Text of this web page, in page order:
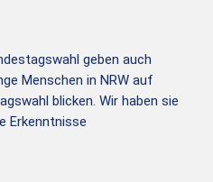
geben auch
Menschen in NRW auf
blicken. Wir haben sie
Erkenntnisse